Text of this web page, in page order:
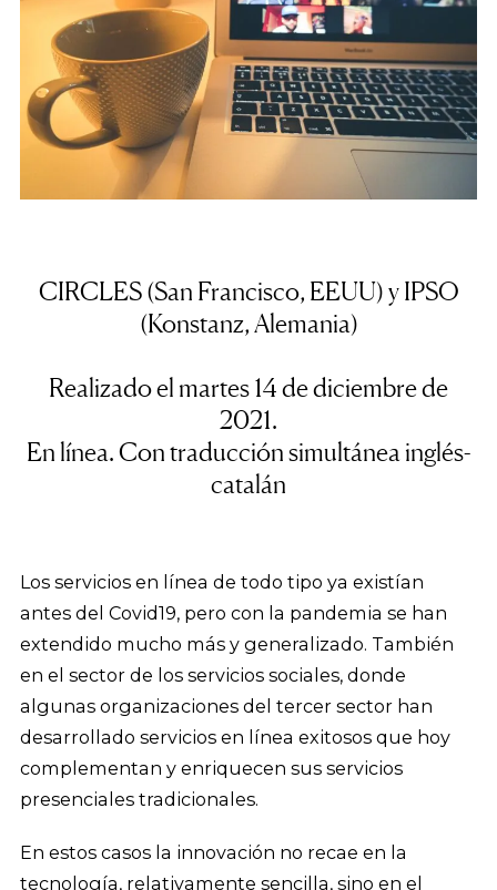
CIRCLES (San Francisco, EEUU) y IPSO
(Konstanz, Alemania)
Realizado el martes 14 de diciembre de
2021.
En línea. Con traducción simultánea inglés-
catalán
Los servicios en línea de todo tipo ya existían
antes del Covid19, pero con la pandemia se han
extendido mucho más y generalizado. También
en el sector de los servicios sociales, donde
algunas organizaciones del tercer sector han
desarrollado servicios en línea exitosos que hoy
complementan y enriquecen sus servicios
presenciales tradicionales.
En estos casos la innovación no recae en la
tecnología, relativamente sencilla, sino en el